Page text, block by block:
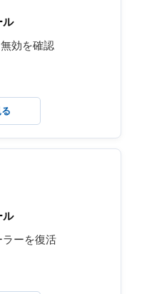
ル
効を確認
ル
ラーを復活